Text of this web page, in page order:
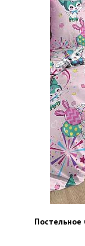
Постельное